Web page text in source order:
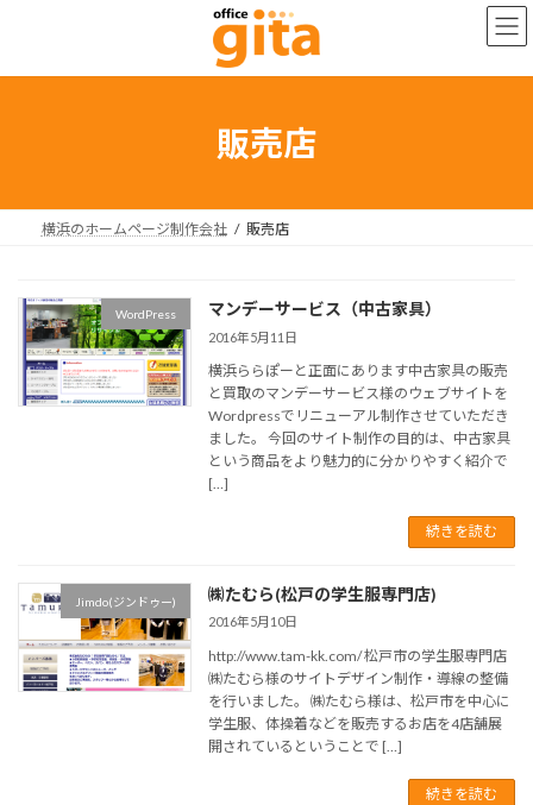
ン
ー
販売店
横浜のホームページ制作会社 販売店
WordPress マンデーサービス（中古家具）
2016年5月11日
横浜ららぽーと正面にあります中古家具の販売
と買取のマンデーサービス様のウェブサイトを
Wordpressでリニューアル制作させていただき
ました。 今回のサイト制作の目的は、中古家具
という商品をより魅力的に分かりやすく紹介で
[…]
続きを読む
Jimdo(ジンドゥー) ㈱たむら(松戸の学生服専門店)
2016年5月10日
http://www.tam-kk.com/ 松戸市の学生服専門店
㈱たむら様のサイトデザイン制作・導線の整備
を行いました。 ㈱たむら様は、松戸市を中心に
学生服、体操着などを販売するお店を4店舗展
開されているということで […]
続きを読む